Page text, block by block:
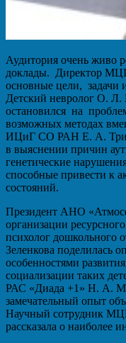
Аудитория очень живо
доклады. Директор
основные цели, задачи
Детский невролог О. Л.
остановился на
возможных методах
ИЦиГ СО РАН Е. А.
в выяснении причин
генетические
способные привести к
состояний.
Президент АНО
организации
психолог дошкольного
Зеленкова поделилась
особенностями
социализации таких
РАС «Диада +1» Н. А.
замечательный опыт
Научный сотрудник
рассказала о наиболее